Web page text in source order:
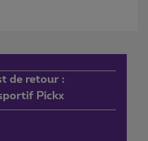
de retour :
Pickx